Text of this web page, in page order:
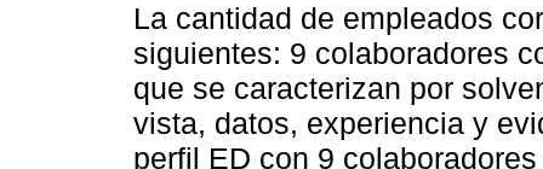
La cantidad de empleados
siguientes: 9 colaboradores
que se caracterizan por
vista, datos, experiencia y
perfil ED con 9